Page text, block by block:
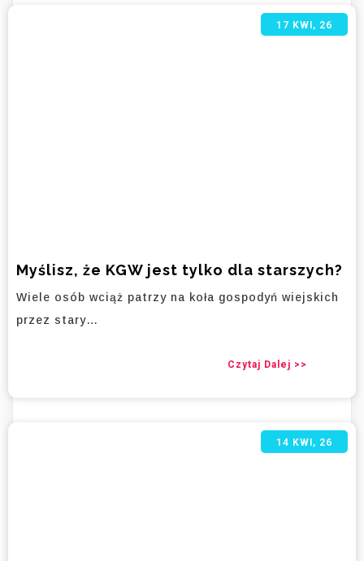
Myślisz, że KGW jest tylko dla starszych?
17 KWI, 26
Wiele osób wciąż patrzy na koła gospodyń wiejskich
przez stary…
Czytaj Dalej >>
14 KWI, 26